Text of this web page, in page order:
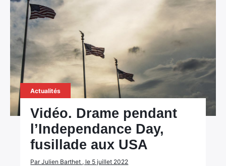
Actualités
Vidéo. Drame pendant
l’Independance Day,
fusillade aux USA
Par Julien Barthet , le 5 juillet 2022